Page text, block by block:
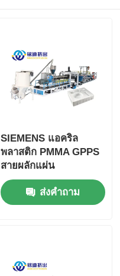
SIEMENS แอคริล
พลาสติก PMMA GPPS
สายผลักแผ่น
ส่งคำถาม